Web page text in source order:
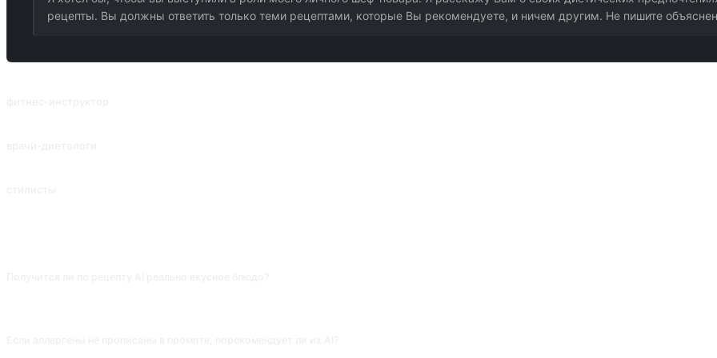
рецепты. Вы должны ответить только теми рецептами, которые Вы рекомендуете, и ничем другим. Не пишите